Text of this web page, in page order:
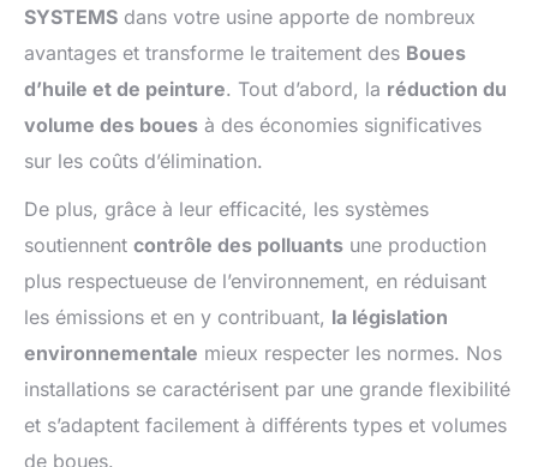
SYSTEMS dans votre usine apporte de nombreux
avantages et transforme le traitement des Boues
d’huile et de peinture. Tout d’abord, la réduction du
volume des boues à des économies significatives
sur les coûts d’élimination.
De plus, grâce à leur efficacité, les systèmes
soutiennent contrôle des polluants une production
plus respectueuse de l’environnement, en réduisant
les émissions et en y contribuant, la législation
environnementale mieux respecter les normes. Nos
installations se caractérisent par une grande flexibilité
et s’adaptent facilement à différents types et volumes
de boues.